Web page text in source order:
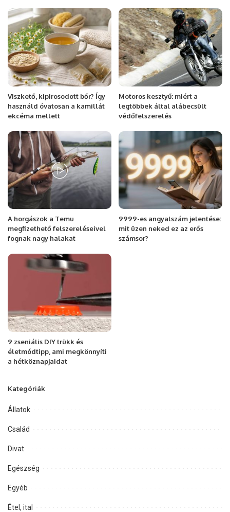
Viszkető, kipirosodott bőr? Így
használd óvatosan a kamillát
ekcéma mellett
Motoros kesztyű: miért a
legtöbbek által alábecsült
védőfelszerelés
A horgászok a Temu
megfizethető felszereléseivel
fognak nagy halakat
9999-es angyalszám jelentése:
mit üzen neked ez az erős
számsor?
9 zseniális DIY trükk és
életmódtipp, ami megkönnyíti
a hétköznapjaidat
Kategóriák
Állatok
Család
Divat
Egészség
Egyéb
Étel, ital